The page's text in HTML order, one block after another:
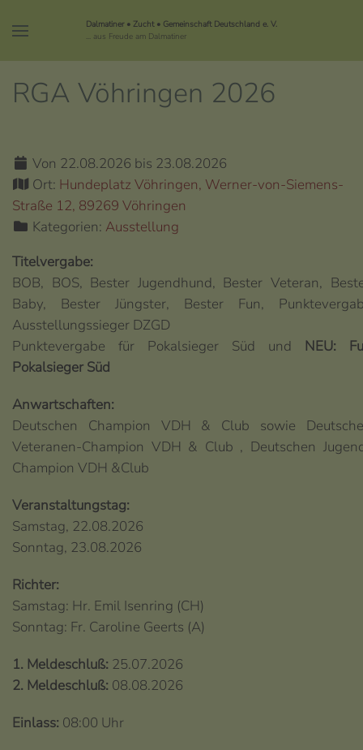
Dalmatiner • Zucht • Gemeinschaft Deutschland e. V.
... aus Freude am Dalmatiner
RGA Vöhringen 2026
Von 22.08.2026 bis 23.08.2026
Ort: Hundeplatz Vöhringen, Werner-von-Siemens-
Straße 12, 89269 Vöhringen
Kategorien:Ausstellung
Titelvergabe:
BOB, BOS, Bester Jugendhund, Bester Veteran,
Baby, Bester Jüngster, Bester Fun,
Ausstellungssieger DZGD
Punktevergabe für Pokalsieger Süd und NEU:
Pokalsieger Süd
Anwartschaften:
Deutschen Champion VDH & Club sowie
Veteranen-Champion VDH & Club , Deutschen
Champion VDH &Club
Veranstaltungstag:
Samstag, 22.08.2026
Sonntag, 23.08.2026
Richter:
Samstag: Hr. Emil Isenring (CH)
Sonntag: Fr. Caroline Geerts (A)
1. Meldeschluß: 25.07.2026
2. Meldeschluß: 08.08.2026
Einlass: 08:00 Uhr